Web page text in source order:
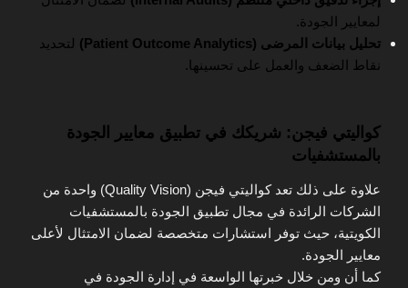
لمعايير الجودة.
تحليل بيانات المرضى (Patient Outcome Analytics)
لتحديد
نقاط الضعف والعمل على تحسينها.
كواليتي فيجن: شريكك في تطبيق معايير الجودة
بالمستشفيات
علاوة على ذلك تعد كواليتي فيجن (Quality Vision) واحدة من
الشركات الرائدة في مجال تطبيق الجودة بالمستشفيات
الكويتية، حيث توفر استشارات متخصصة لضمان الامتثال لأعلى
معايير الجودة.
كما أن ومن خلال خبرتها الواسعة في إدارة الجودة في